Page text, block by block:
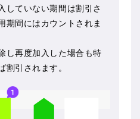
していない期間は割引さ
期間にはカウントされま
し再度加入した場合も特
割引されます。